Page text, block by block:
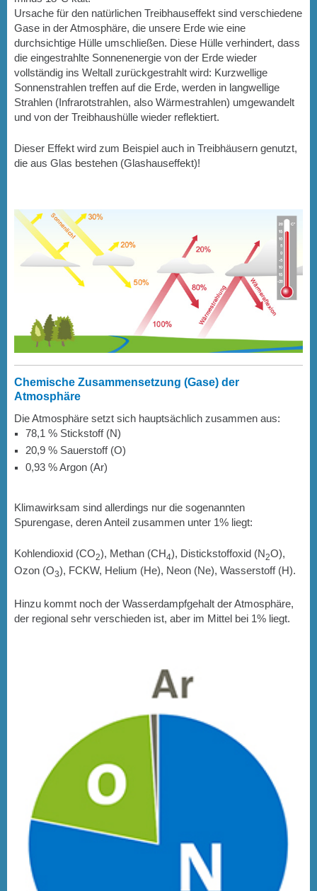
Ursache für den natürlichen Treibhauseffekt sind verschiedene
Gase in der Atmosphäre, die unsere Erde wie eine
durchsichtige Hülle umschließen. Diese Hülle verhindert, dass
die eingestrahlte Sonnenenergie von der Erde wieder
vollständig ins Weltall zurückgestrahlt wird: Kurzwellige
Sonnenstrahlen treffen auf die Erde, werden in langwellige
Strahlen (Infrarotstrahlen, also Wärmestrahlen) umgewandelt
und von der Treibhaushülle wieder reflektiert.
Dieser Effekt wird zum Beispiel auch in Treibhäusern genutzt,
die aus Glas bestehen (Glashauseffekt)!
Chemische Zusammensetzung (Gase) der
Atmosphäre
Die Atmosphäre setzt sich hauptsächlich zusammen aus:
78,1 % Stickstoff (N)
20,9 % Sauerstoff (O)
0,93 % Argon (Ar)
Klimawirksam sind allerdings nur die sogenannten
Spurengase, deren Anteil zusammen unter 1% liegt:
Kohlendioxid (CO2), Methan (CH4), Distickstoffoxid (N2O),
Ozon (O3), FCKW, Helium (He), Neon (Ne), Wasserstoff (H).
Hinzu kommt noch der Wasserdampfgehalt der Atmosphäre,
der regional sehr verschieden ist, aber im Mittel bei 1% liegt.